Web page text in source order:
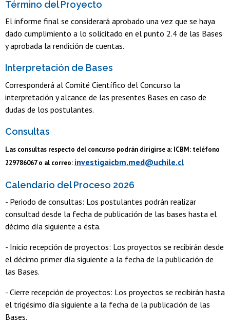
Término del Proyecto
El informe final se considerará aprobado una vez que se haya
dado cumplimiento a lo solicitado en el punto 2.4 de las Bases
y aprobada la rendición de cuentas.
Interpretación de Bases
Corresponderá al Comité Científico del Concurso la
interpretación y alcance de las presentes Bases en caso de
dudas de los postulantes.
Consultas
Las consultas respecto del concurso podrán dirigirse a: ICBM: teléfono
229786067 o al correo: investigaicbm.med@uchile.cl
Calendario del Proceso 2026
- Periodo de consultas: Los postulantes podrán realizar
consultad desde la fecha de publicación de las bases hasta el
décimo día siguiente a ésta.
- Inicio recepción de proyectos: Los proyectos se recibirán desde
el décimo primer día siguiente a la fecha de la publicación de
las Bases.
- Cierre recepción de proyectos: Los proyectos se recibirán hasta
el trigésimo día siguiente a la fecha de la publicación de las
Bases.